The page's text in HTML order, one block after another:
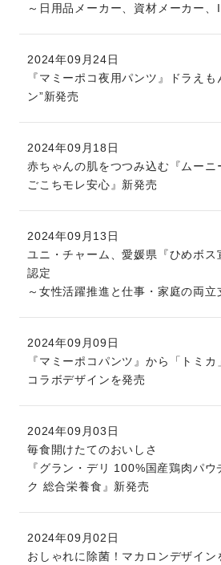
～日用品メーカー、資材メーカー、
2024年09月24日
『マミーポコ夜用パンツ』ドラえも
ン”新発売
2024年09月18日
赤ちゃんの肌をつつみ込む『ムー
ごこちモレ安心』新発売
2024年09月13日
ユニ・チャーム、愛媛県『ひめボス
認定
～女性活躍推進と仕事・家庭の両立
2024年09月09日
『マミーポコパンツ』から「トミ
コラボデザインを発売
2024年09月03日
毎食開けたてのおいしさ
『グラン・デリ 100%国産鶏肉パ
ク 総合栄養食』新発売
2024年09月02日
おしゃれに除菌！マカロンデザイン